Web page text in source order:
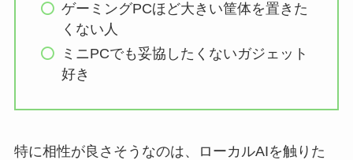
ゲーミングPCほど大きい筐体を置きた
くない人
ミニPCでも妥協したくないガジェット
好き
特に相性が良さそうなのは、ローカルAIを触りた